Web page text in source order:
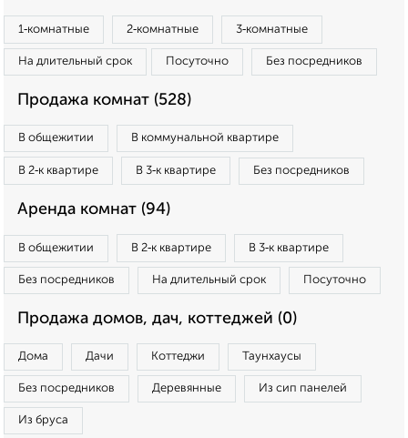
1‑комнатные 2‑комнатные 3‑комнатные
На длительный срок Посуточно Без посредников
Продажа комнат (528)
В общежитии В коммунальной квартире
В 2‑к квартире В 3‑к квартире Без посредников
Аренда комнат (94)
В общежитии В 2‑к квартире В 3‑к квартире
Без посредников На длительный срок Посуточно
Продажа домов, дач, коттеджей (0)
Дома Дачи Коттеджи Таунхаусы
Без посредников Деревянные Из сип панелей
Из бруса